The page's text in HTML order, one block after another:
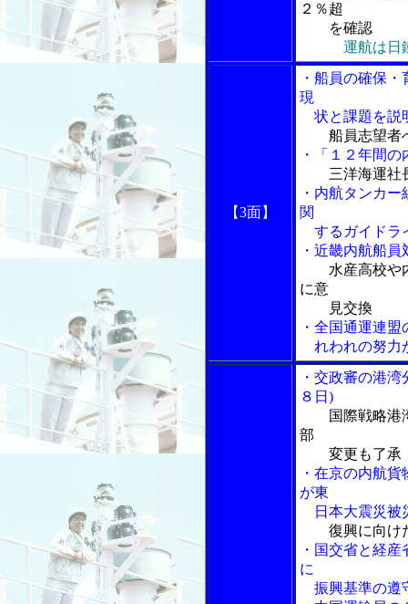
２％超
を確認
運航は日
【3面】
・船員の確保
現
状と課題を説
船員志望者
・「１２年間
三洋海運
・内航タンカ
関
するガイドラ
・近畿内航船
水産高校や
に意
見交換
・全国通運連
れわれの努力
・交政審の港
８日)
国際戦略港
部
変更も了承
・在京の内航
が東
日本大震災被
復興に向け
・国交省と経
に
振興基準の遵